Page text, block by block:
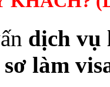
dịch vụ
sơ làm